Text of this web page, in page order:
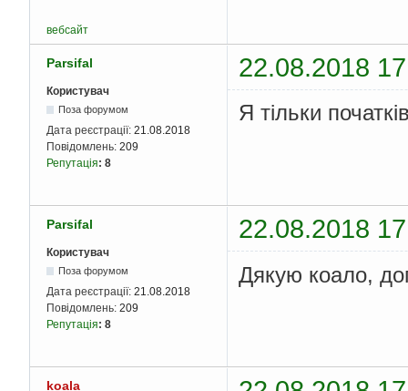
for (
}
for
int
for (int
for (
вебсайт
Parsifal 22.08.2018
Користувач
Поза форумом
Дата реєстрації: 21.08.2018
Повідомлень: 209
Репутація: 8
Я тільки
Parsifal 22.08.2018
Користувач
Поза форумом
Дата реєстрації: 21.08.2018
Повідомлень: 209
Репутація: 8
Дякую коало,
koala